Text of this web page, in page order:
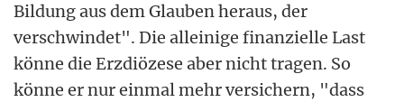
Bildung aus dem Glauben heraus, der
verschwindet". Die alleinige finanzielle Last
könne die Erzdiözese aber nicht tragen. So
könne er nur einmal mehr versichern, "dass